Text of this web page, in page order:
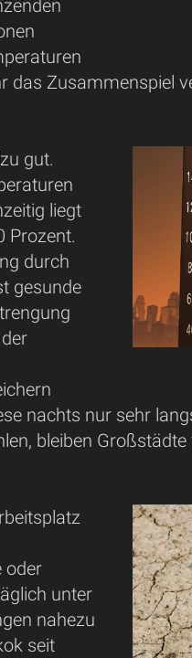
Zusammenspiel
gut.
liegt
Prozent.
durch
gesunde
nachts nur sehr
bleiben
oder
unter
nahezu
seit